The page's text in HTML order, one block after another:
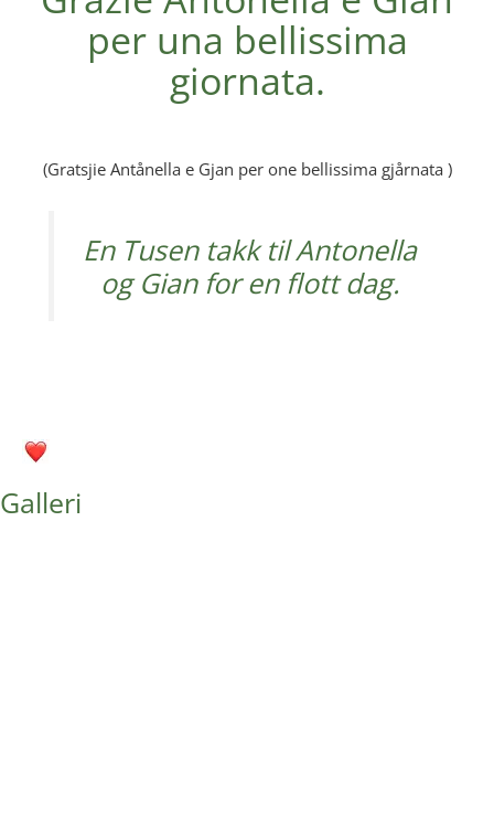
per una bellissima
giornata.
(Gratsjie Antånella e Gjan per one bellissima gjårnata )
En Tusen takk til Antonella
og Gian for en flott dag.
Galleri